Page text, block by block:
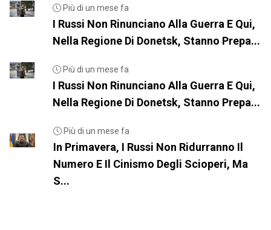
Più di un mese fa
I Russi Non Rinunciano Alla Guerra E Qui,
Nella Regione Di Donetsk, Stanno Prepa...
Più di un mese fa
I Russi Non Rinunciano Alla Guerra E Qui,
Nella Regione Di Donetsk, Stanno Prepa...
Più di un mese fa
In Primavera, I Russi Non Ridurranno Il
Numero E Il Cinismo Degli Scioperi, Ma
S...